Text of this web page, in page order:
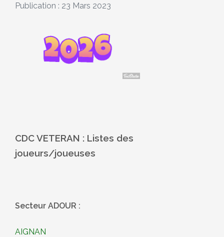
Publication : 23 Mars 2023
CDC VETERAN : Listes des
joueurs/joueuses
Secteur ADOUR :
AIGNAN